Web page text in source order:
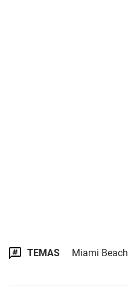
TEMAS Miami Beach